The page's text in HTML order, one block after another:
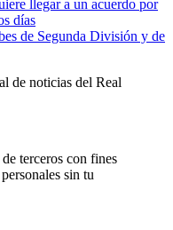
llegar a un acuerdo por
días
de Segunda División y de
de noticias del Real
terceros con fines
sin tu